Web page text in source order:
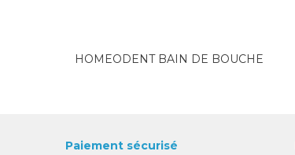
HOMEODENT BAIN DE BOUCHE
Paiement sécurisé